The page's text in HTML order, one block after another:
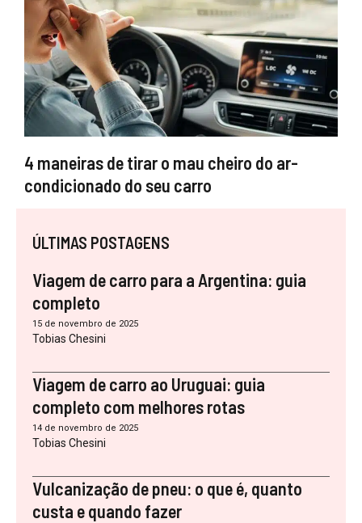
4 maneiras de tirar o mau cheiro do ar-
condicionado do seu carro
ÚLTIMAS POSTAGENS
Viagem de carro para a Argentina: guia
completo
15 de novembro de 2025
Tobias Chesini
Viagem de carro ao Uruguai: guia
completo com melhores rotas
14 de novembro de 2025
Tobias Chesini
Vulcanização de pneu: o que é, quanto
custa e quando fazer